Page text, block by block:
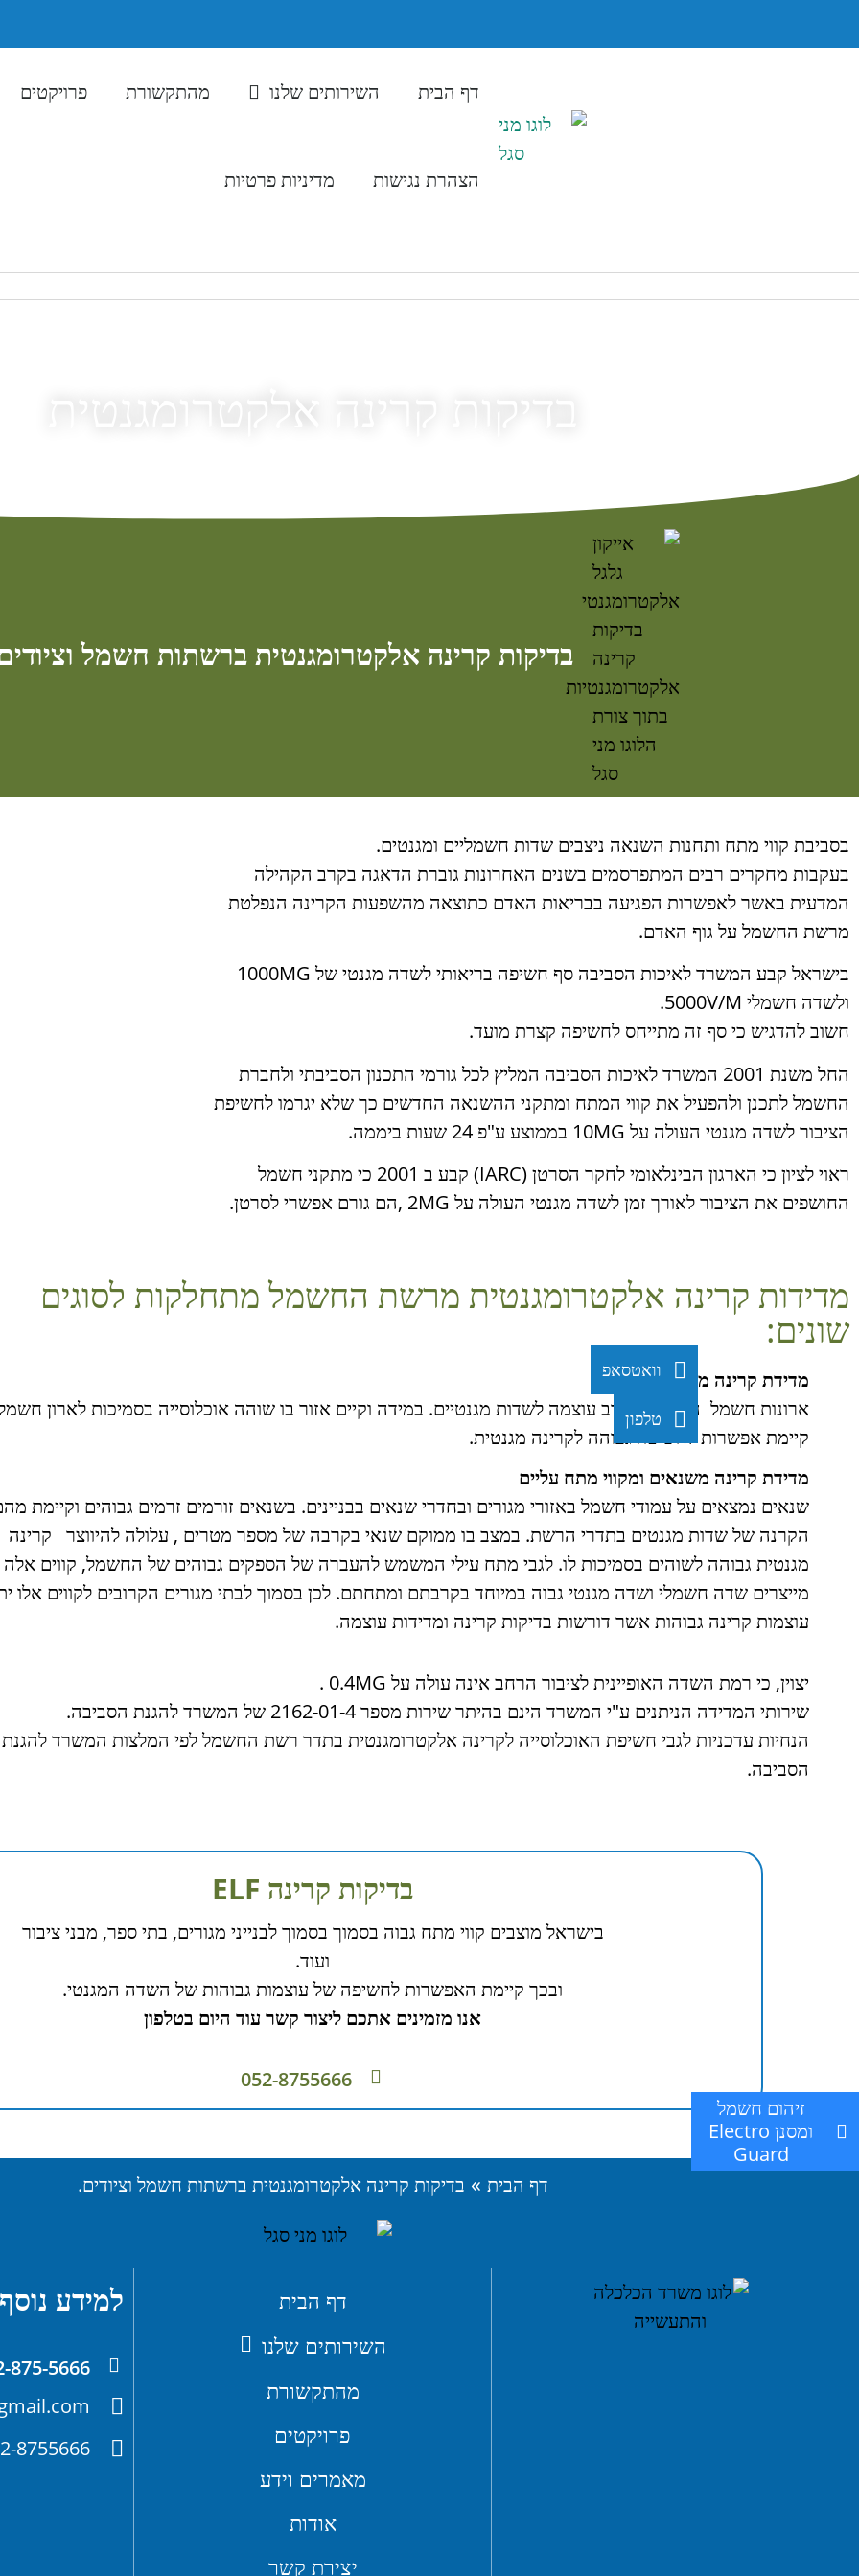
דף הבית השירותים שלנו מהתקשורת פרויקטים
הצהרת נגישות מדיניות פרטיות
זיהום חשמל
ומסנן Electro
Guard
בדיקות קרינה אלקטרומגנטית
בדיקות קרינה אלקטרומגנטית ברשתות חשמל
בסביבת קווי מתח ותחנות השנאה ניצבים שדות חשמליים ומגנטים.
בעקבות מחקרים רבים המתפרסמים בשנים האחרונות גוברת הדאגה בקרב הקהילה
המדעית באשר לאפשרות הפגיעה בבריאות האדם כתוצאה מהשפעות הקרינה הנפלטת
מרשת החשמל על גוף האדם.
בישראל קבע המשרד לאיכות הסביבה סף חשיפה בריאותי לשדה מגנטי של 1000MG
ולשדה חשמלי 5000V/M.
חשוב להדגיש כי סף זה מתייחס לחשיפה קצרת מועד.
החל משנת 2001 המשרד לאיכות הסביבה המליץ לכל גורמי התכנון הסביבתי ולחברת
החשמל לתכנן ולהפעיל את קווי המתח ומתקני ההשנאה החדשים כך שלא יגרמו לחשיפת
הציבור לשדה מגנטי העולה על 10MG בממוצע ע"פ 24 שעות ביממה.
ראוי לציון כי הארגון הבינלאומי לחקר הסרטן (IARC) קבע ב 2001 כי מתקני חשמל
החושפים את הציבור לאורך זמן לשדה מגנטי העולה על 2MG ,הם גורם אפשרי לסרטן.
מדידות קרינה אלקטרומגנטית מרשת החשמל מתחלקות לסוגים
שונים:
מדידת קרינה מארונות חשמל
ארונות חשמל הינם מקור רב עוצמה לשדות מגנטיים. במידה וקיים אזור בו שוהה אוכלוסייה בסמיכות לארון
קיימת אפשרות לחשיפה גבוהה לקרינה מגנטית.
מדידת קרינה משנאים ומקווי מתח עליים
שנאים נמצאים על עמודי חשמל באזורי מגורים ובחדרי שנאים בבניינים. בשנאים זורמים זרמים גבוהים וקיימת
הקרנה של שדות מגנטים בתדרי הרשת. במצב בו ממוקם שנאי בקרבה של מספר מטרים , עלולה להיווצר קרינה
מגנטית גבוהה לשוהים בסמיכות לו. לגבי מתח עילי המשמש להעברה של הספקים גבוהים של החשמל, קווים אלה
מייצרים שדה חשמלי ושדה מגנטי גבוה במיוחד בקרבתם ומתחתם. לכן בסמוך לבתי מגורים הקרובים לקווים אלו
עוצמות קרינה גבוהות אשר דורשות בדיקות קרינה ומדידות עוצמה.
יצוין, כי רמת השדה האופיינית לציבור הרחב אינה עולה על 0.4MG .
שירותי המדידה הניתנים ע"י המשרד הינם בהיתר שירות מספר 2162-01-4 של המשרד להגנת הסביבה.
הנחיות עדכניות לגבי חשיפת האוכלוסייה לקרינה אלקטרומגנטית בתדר רשת החשמל לפי המלצות המשרד להגנת
הסביבה.
בדיקות קרינה ELF
בישראל מוצבים קווי מתח גבוה בסמוך בסמוך לבנייני מגורים, בתי ספר, מבני ציבור
ועוד.
ובכך קיימת האפשרות לחשיפה של עוצמות גבוהות של השדה המגנטי.
אנו מזמינים אתכם ליצור קשר עוד היום בטלפון
052-8755666
דף הבית » בדיקות קרינה אלקטרומגנטית ברשתות חשמל וציודים.
דף הבית
השירותים שלנו
מהתקשורת
פרויקטים
מאמרים וידע
אודות
יצירת קשר
למידע
875-5666
8755666
וואטסאפ
טלפון